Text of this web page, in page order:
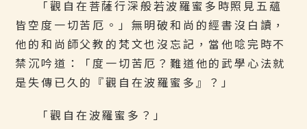
「觀自在菩薩行深般若波羅蜜多時照見五蘊
皆空度一切苦厄。」無明破和尚的經書沒白讀，
他的和尚師父教的梵文也沒忘記，當他唸完時不
禁沉吟道：「度一切苦厄？難道他的武學心法就
是失傳已久的『觀自在波羅蜜多』？」
「觀自在波羅蜜多？」